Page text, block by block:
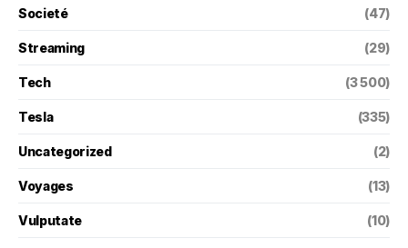
Societé (47)
Streaming (29)
Tech (3 500)
Tesla (335)
Uncategorized (2)
Voyages (13)
Vulputate (10)